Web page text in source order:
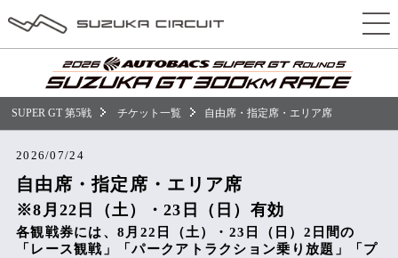
チケット
16-23 ZERO円パス
自由席・指定席・エリア席
S席ファミリーシート
車いす席
SUPER GT 第5戦 チケット一覧 自由席・指定席・エリア席
2026/07/24
自由席・指定席・エリア席
※8月22日（土）・23日（日）有効
各観戦券には、8月22日（土）・23日（日）2日間の
「レース観戦」「パークアトラクション乗り放題」「プ